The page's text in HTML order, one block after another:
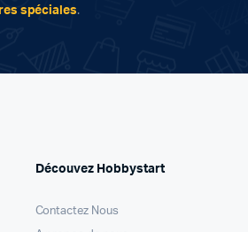
spéciales.
Découvez Hobbystart
Contactez Nous